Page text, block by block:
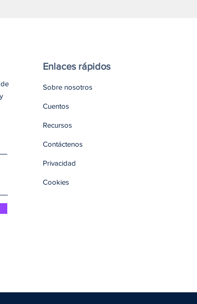
Enlaces rápidos
Sobre nosotros
Cuentos
Recursos
Contáctenos
Privacidad
Cookies